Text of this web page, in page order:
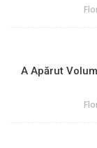
A Apărut